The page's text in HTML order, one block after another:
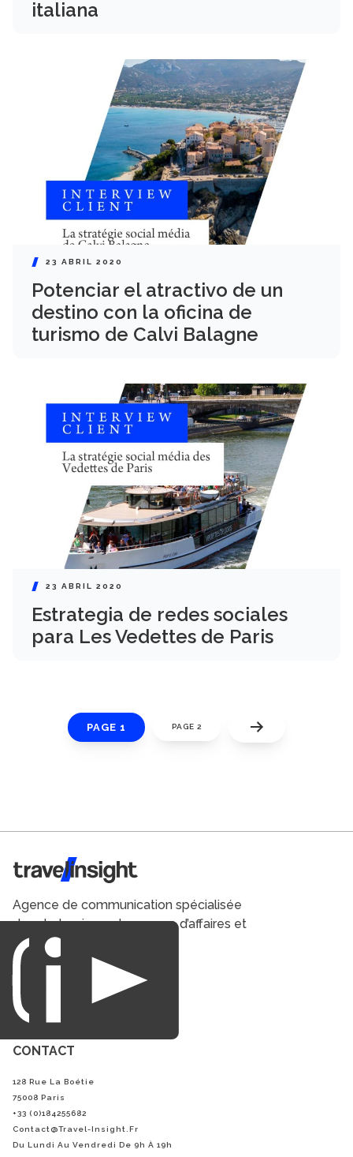
italiana
23 ABRIL 2020
Potenciar el atractivo de un
destino con la oficina de
turismo de Calvi Balagne
23 ABRIL 2020
Estrategia de redes sociales
para Les Vedettes de Paris
PAGE 1 PAGE 2
Travel Insight
Agence de communication spécialisée
dans le tourisme du voyage d’affaires et
du loisirs.
CONTACT
128 Rue La Boétie
75008 Paris
+33 (0)184255682
Contact@Travel-Insight.fr
Du Lundi Au Vendredi De 9h À 19h